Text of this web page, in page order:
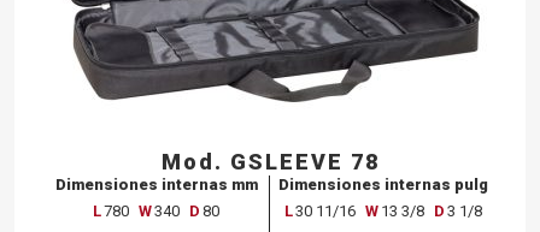
Mod. GSLEEVE 78
Dimensiones internas mm
L780 W340 D 80
Dimensiones internas pulg
L30 11/16 W 13 3/8 D 3 1/8